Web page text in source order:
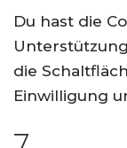
Du hast die
die
Einwilligung